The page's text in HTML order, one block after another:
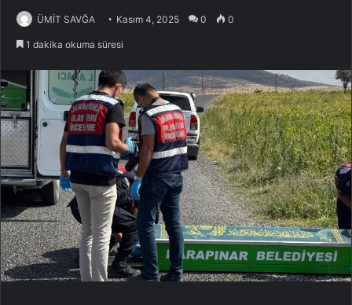
ÜMİT SAVĞA Kasım 4, 2025 0 0
1 dakika okuma süresi